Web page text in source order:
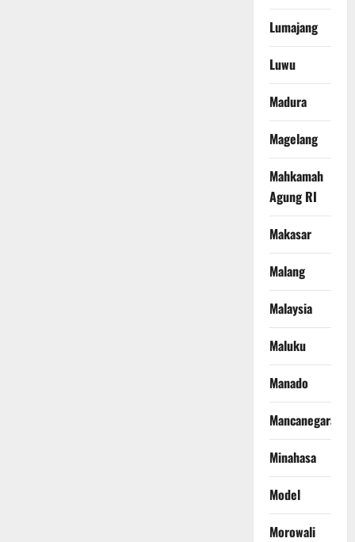
Lumajang
Luwu
Madura
Magelang
Mahkamah
Agung RI
Makasar
Malang
Malaysia
Maluku
Manado
Mancanegara
Minahasa
Model
Morowali